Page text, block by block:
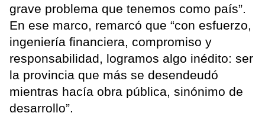
grave problema que tenemos como país”.
En ese marco, remarcó que “con esfuerzo,
ingeniería financiera, compromiso y
responsabilidad, logramos algo inédito: ser
la provincia que más se desendeudó
mientras hacía obra pública, sinónimo de
desarrollo”.